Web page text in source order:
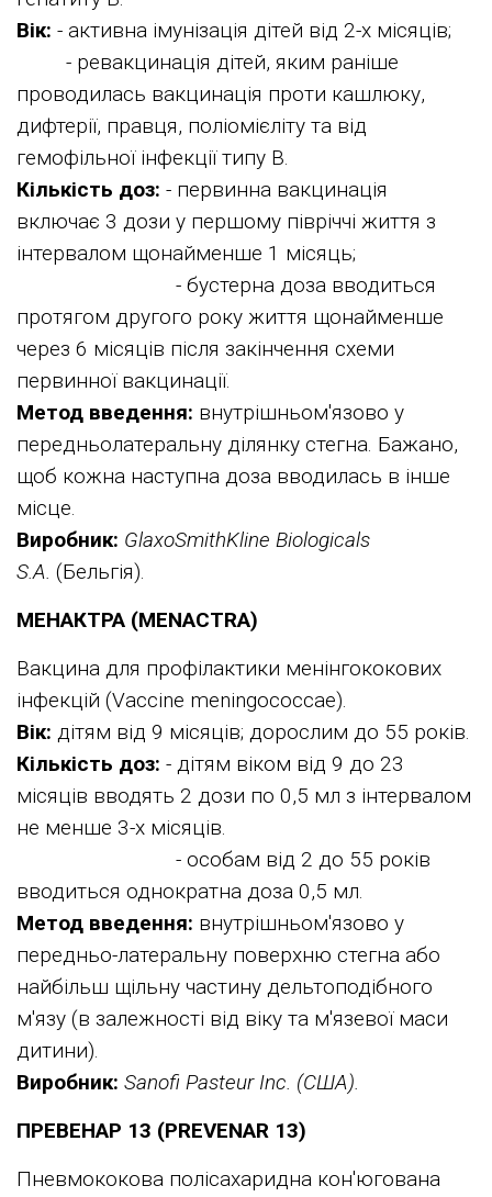
Вік: - активна імунізація дітей від 2-х місяців;
- ревакцинація дітей, яким раніше
проводилась вакцинація проти кашлюку,
дифтерії, правця, поліомієліту та від
гемофільної інфекції типу В.
Кількість доз: - первинна вакцинація
включає 3 дози у першому півріччі життя з
інтервалом щонайменше 1 місяць;
- бустерна доза вводиться
протягом другого року життя щонайменше
через 6 місяців після закінчення схеми
первинної вакцинації.
Метод введення: внутрішньом'язово у
передньолатеральну ділянку стегна. Бажано,
щоб кожна наступна доза вводилась в інше
місце.
Виробник: GlaxoSmithKline Biologicals
S.A. (Бельгія).
МЕНАКТРА (MENACTRA)
Вакцина для профілактики менінгококових
інфекцій (Vaccine meningococcae).
Вік: дітям від 9 місяців; дорослим до 55 років.
Кількість доз: - дітям віком від 9 до 23
місяців вводять 2 дози по 0,5 мл з інтервалом
не менше 3-х місяців.
- особам від 2 до 55 років
вводиться однократна доза 0,5 мл.
Метод введення: внутрішньом'язово у
передньо-латеральну поверхню стегна або
найбільш щільну частину дельтоподібного
м'язу (в залежності від віку та м'язевої маси
дитини).
Виробник: Sanofi Pasteur Inc. (США).
ПРЕВЕНАР 13 (PREVENAR 13)
Пневмококова полісахаридна кон'югована